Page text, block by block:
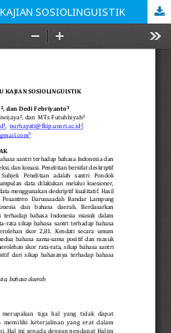
SOSIOLINGUISTIK